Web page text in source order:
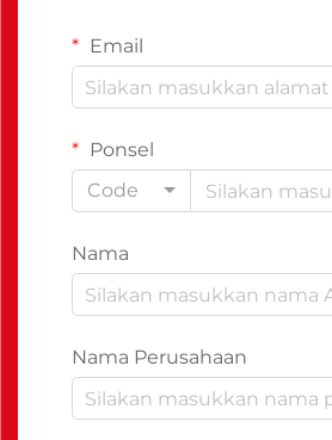
Email
Ponsel
Code
Nama
Nama Perusahaan